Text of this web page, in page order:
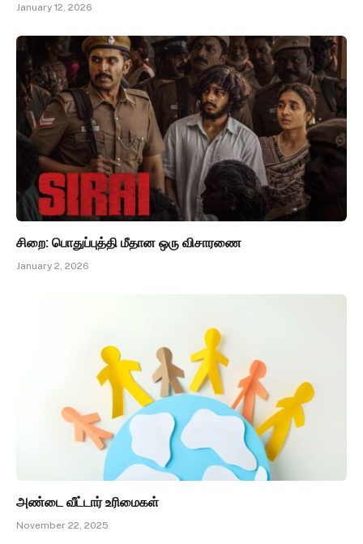
January 12, 2026
சிறை: பொதுப்புத்தி மீதான ஒரு விசாரணை
January 2, 2026
அண்டை வீட்டார் உரிமைகள்
November 22, 2025